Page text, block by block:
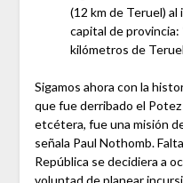
(12 km de Teruel) al
capital de provincia:
kilómetros de
Sigamos ahora con la
que fue derribado el
etcétera, fue una misión
señala Paul Nothomb.
República se decidiera a